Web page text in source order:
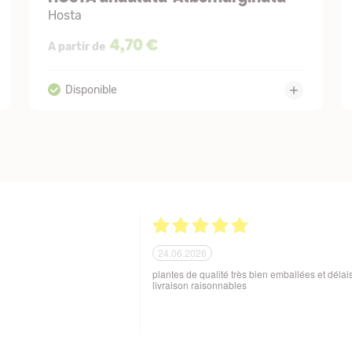
Hosta
A partir de 4,70 €
soigné des produits
21.06.2026
Tout est parfait. Je suis enchantée Quoi de
Excellente maison et plantes de qualité. Merci